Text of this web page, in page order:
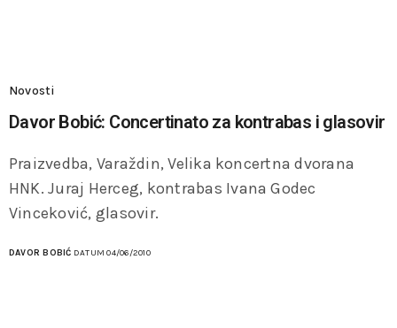
Novosti
Davor Bobić: Concertinato za kontrabas i glasovir
Praizvedba, Varaždin, Velika koncertna dvorana
HNK. Juraj Herceg, kontrabas Ivana Godec
Vinceković, glasovir.
DAVOR BOBIĆ DATUM 04/06/2010